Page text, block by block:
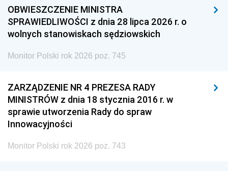
OBWIESZCZENIE MINISTRA
SPRAWIEDLIWOŚCI z dnia 28 lipca 2026 r. o
wolnych stanowiskach sędziowskich
Monitor Polski rok 2026 poz. 745
ZARZĄDZENIE NR 4 PREZESA RADY
MINISTRÓW z dnia 18 stycznia 2016 r. w
sprawie utworzenia Rady do spraw
Innowacyjności
Monitor Polski rok 2026 poz. 743